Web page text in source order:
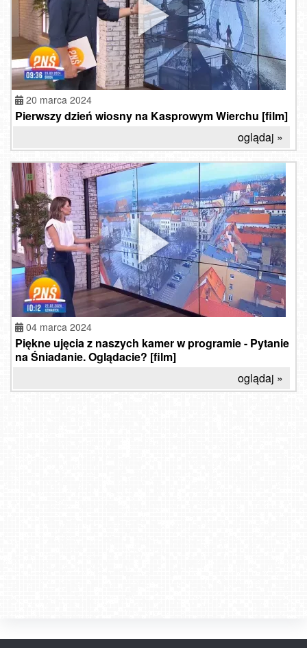
20 marca 2024
Pierwszy dzień wiosny na Kasprowym Wierchu [film]
oglądaj »
04 marca 2024
Piękne ujęcia z naszych kamer w programie - Pytanie
na Śniadanie. Oglądacie? [film]
oglądaj »